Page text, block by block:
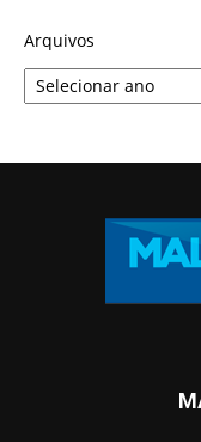
Arquivos